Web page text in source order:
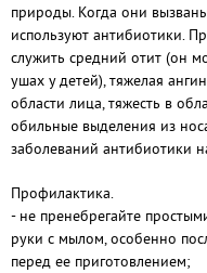
природы. Когда они
используют антибиотики.
служить средний отит (он
ушах у детей), тяжелая
области лица, тяжесть в
обильные выделения из
заболеваний антибиотики
Профилактика.
- не пренебрегайте
руки с мылом, особенно
перед ее приготовлением;